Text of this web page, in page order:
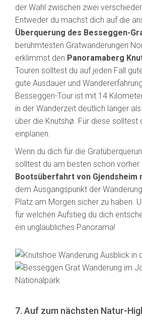
der Wahl zwischen zwei
Entweder du machst dich auf die
Überquerung des Besseggen-
berühmtesten Gratwanderungen
erklimmst den Panoramaberg
Touren solltest du auf jeden Fall
gute Ausdauer und
Besseggen-Tour ist mit 14
in der Wanderzeit deutlich länger
über die Knutshø. Für diese solltest
einplanen.
Wenn du dich für die
solltest du am besten schon vorher
Bootsüberfahrt von Gjendsheim
dem Ausgangspunkt der
Platz am Morgen sicher zu haben.
für welchen Aufstieg du dich
ein unglaubliches Panorama!
7. Auf zum nächsten Natur-